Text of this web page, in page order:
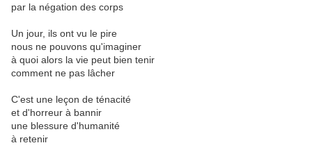
par la négation des corps
Un jour, ils ont vu le pire
nous ne pouvons qu'imaginer
à quoi alors la vie peut bien tenir
comment ne pas lâcher
C'est une leçon de ténacité
et d'horreur à bannir
une blessure d'humanité
à retenir